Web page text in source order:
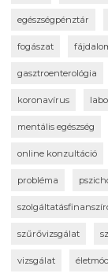
egészségpénztár
fogászat
gasztroenterológia
koronavírus
mentális egészség
online konzultáció
probléma
szűrővizsgálat
vizsgálat életmód